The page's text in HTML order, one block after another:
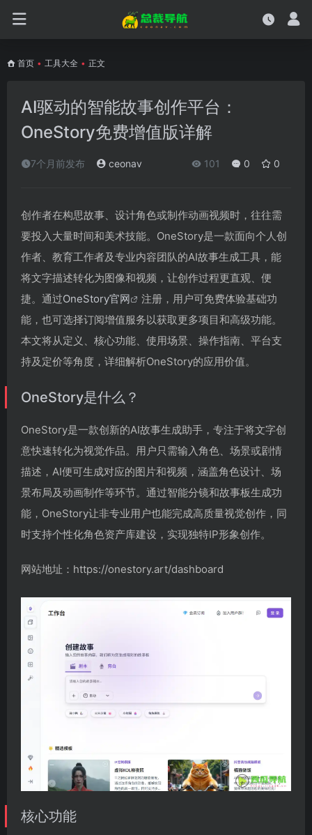
首页 • 工具大全 • 正文
AI驱动的智能故事创作平台：
OneStory免费增值版详解
7个月前发布 ceonav 101 0 0
创作者在构思故事、设计角色或制作动画视频时，往往需
要投入大量时间和美术技能。OneStory是一款面向个人创
作者、教育工作者及专业内容团队的AI故事生成工具，能
将文字描述转化为图像和视频，让创作过程更直观、便
捷。通过OneStory官网
注册，用户可免费体验基础功
能，也可选择订阅增值服务以获取更多项目和高级功能。
本文将从定义、核心功能、使用场景、操作指南、平台支
持及定价等角度，详细解析OneStory的应用价值。
OneStory是什么？
OneStory是一款创新的AI故事生成助手，专注于将文字创
意快速转化为视觉作品。用户只需输入角色、场景或剧情
描述，AI便可生成对应的图片和视频，涵盖角色设计、场
景布局及动画制作等环节。通过智能分镜和故事板生成功
能，OneStory让非专业用户也能完成高质量视觉创作，同
时支持个性化角色资产库建设，实现独特IP形象创作。
网站地址：https://onestory.art/dashboard
核心功能